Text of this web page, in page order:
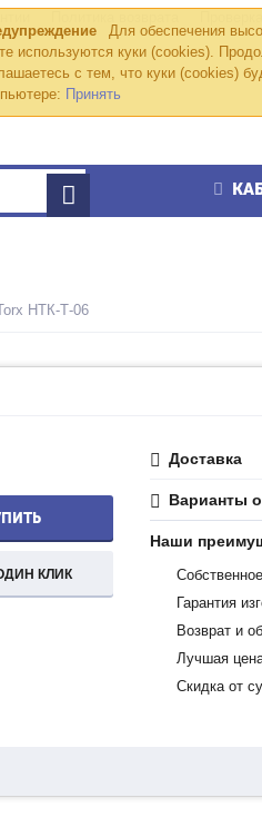
Для обеспечения
используются куки (cookies).
с тем, что куки (cookies)
Принять
НТК-Т-06
КЛИК
Доставка
Варианты
Наши
Гарантия
Возврат и
Лучшая
Скидка от